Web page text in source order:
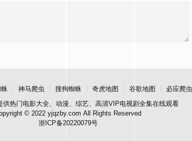
神马爬虫 搜狗蜘蛛 奇虎地图 谷歌地图
必应爬虫
供热门电影大全、动漫、综艺、高清VIP电视剧全集在线观看
© 2022 yjqzby.com All Rights Reserved
浙ICP备20220079号